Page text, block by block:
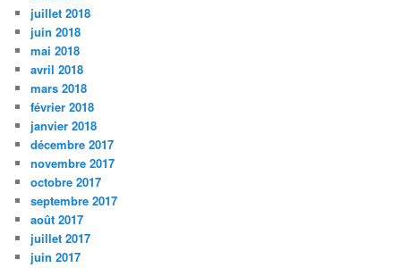
juillet 2018
juin 2018
mai 2018
avril 2018
mars 2018
février 2018
janvier 2018
décembre 2017
novembre 2017
octobre 2017
septembre 2017
août 2017
juillet 2017
juin 2017